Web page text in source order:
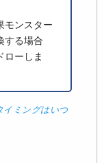
モンスター
する場合
ローしま
イミングはいつ